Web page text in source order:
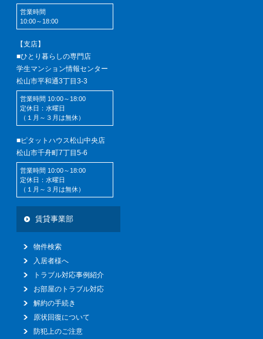
営業時間
10:00～18:00
【支店】
■ひとり暮らしの専門店
学生マンション情報センター
松山市平和通3丁目3-3
営業時間 10:00～18:00
定休日：水曜日
（１月～３月は無休）
■ピタットハウス松山中央店
松山市千舟町7丁目5-6
営業時間 10:00～18:00
定休日：水曜日
（１月～３月は無休）
賃貸事業部
物件検索
入居者様へ
トラブル対応事例紹介
お部屋のトラブル対応
解約の手続き
原状回復について
防犯上のご注意